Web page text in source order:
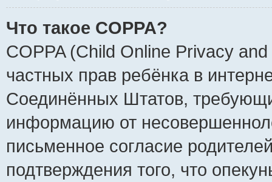
Что такое COPPA?
COPPA (Child Online Privacy
частных прав ребёнка в
Соединённых Штатов,
информацию от
письменное согласие
подтверждения того, что